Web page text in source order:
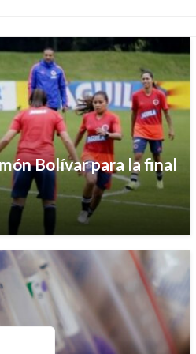
Bolívar para la final